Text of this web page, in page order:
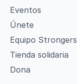
Eventos
Únete
Equipo Strongers
Tienda solidaria
Dona